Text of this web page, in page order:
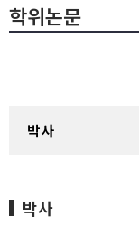
학위논문
박사
박사